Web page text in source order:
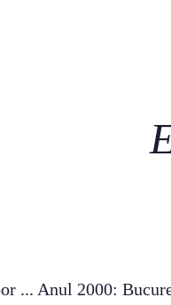
... Anul 2000: